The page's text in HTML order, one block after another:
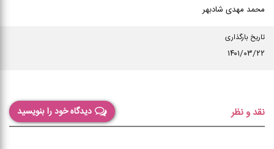
محمد مهدی شادبهر
تاریخ بارگذاری
۱۴۰۱/۰۳/۲۲
دیدگاه خود را بنویسید نقد و نظر